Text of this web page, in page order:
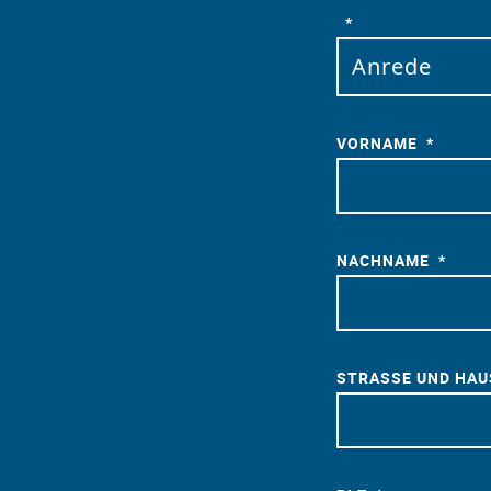
VORNAME
NACHNAME
STRASSE UND